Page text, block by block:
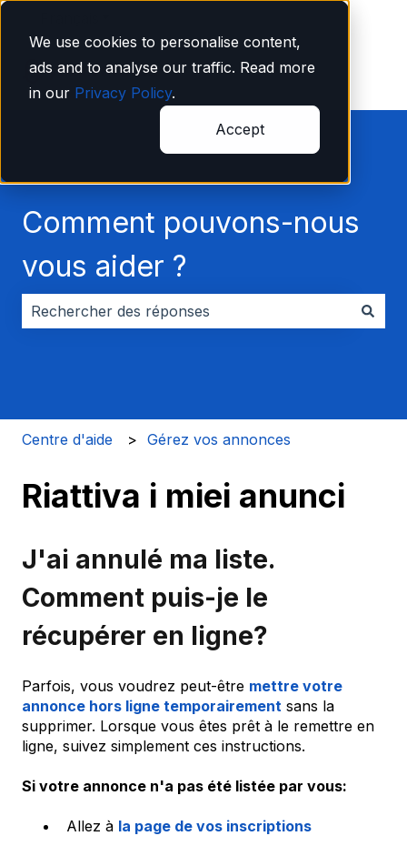
We use cookies to personalise content,
ads and to analyse our traffic. Read more
in our Privacy Policy.
Accept
Comment pouvons-nous
vous aider ?
Centre d'aide Gérez vos annonces
Riattiva i miei anunci
J'ai annulé ma liste.
Comment puis-je le
récupérer en ligne?
Parfois, vous voudrez peut-être mettre votre
annonce hors ligne temporairement sans la
supprimer. Lorsque vous êtes prêt à le remettre en
ligne, suivez simplement ces instructions.
Si votre annonce n'a pas été listée par vous:
Allez à la page de vos inscriptions